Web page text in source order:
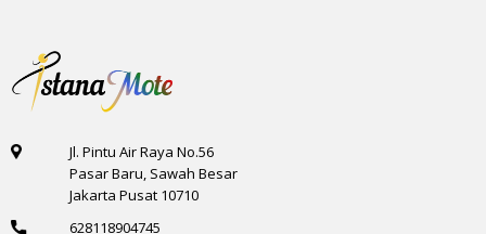
Jl. Pintu Air Raya No.56
Pasar Baru, Sawah Besar
Jakarta Pusat 10710
628118904745